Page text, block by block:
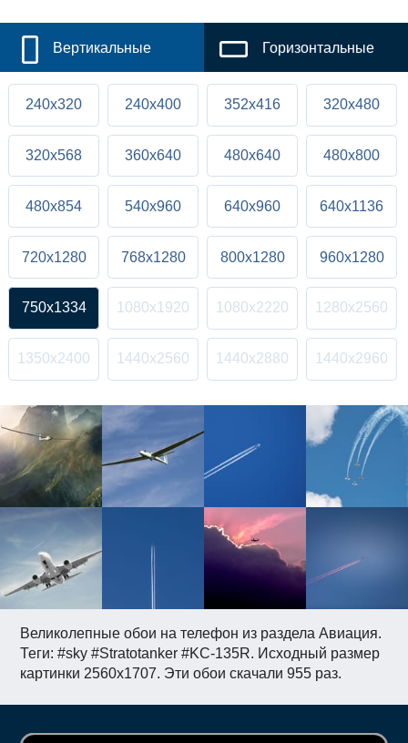
Великолепные обои на телефон из раздела Авиация.
Теги: #sky #Stratotanker #KC-135R. Исходный размер
картинки 2560x1707. Эти обои скачали 955 раз.
Вертикальные Горизонтальные
240x320 240x400 352x416 320x480
320x568 360x640 480x640 480x800
480x854 540x960 640x960 640x1136
720x1280 768x1280 800x1280 960x1280
750x1334 1080x1920 1080x2220 1280x2560
1350x2400 1440x2560 1440x2880 1440x2960